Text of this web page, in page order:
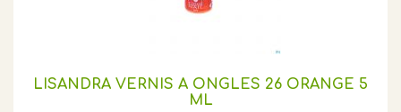
LISANDRA VERNIS A ONGLES 26 ORANGE 5
ML